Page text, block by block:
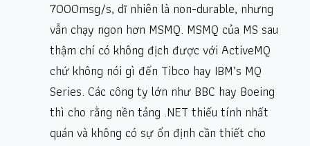
7000msg/s, dĩ nhiên là non-durable, nhưng
vẫn chạy ngon hơn MSMQ. MSMQ của MS sau
thậm chí có không địch được với ActiveMQ
chứ không nói gì đến Tibco hay IBM’s MQ
Series. Các công ty lớn như BBC hay Boeing
thì cho rằng nền tảng .NET thiếu tính nhất
quán và không có sự ổn định cần thiết cho